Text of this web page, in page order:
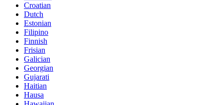
Croatian
Dutch
Estonian
Filipino
Finnish
Frisian
Galician
Georgian
Gujarati
Haitian
Hausa